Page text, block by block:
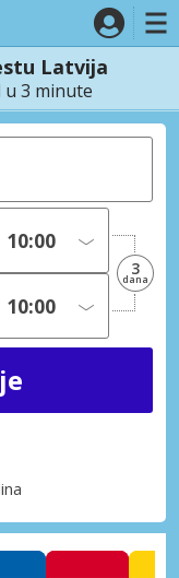
Latvija
3 minute
3
dana